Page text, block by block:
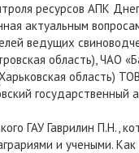
ресурсов АПК
актуальным
ведущих
область), ЧАО
область)
государственный
ГАУ Гаврилин П.Н.,
и учеными. Как